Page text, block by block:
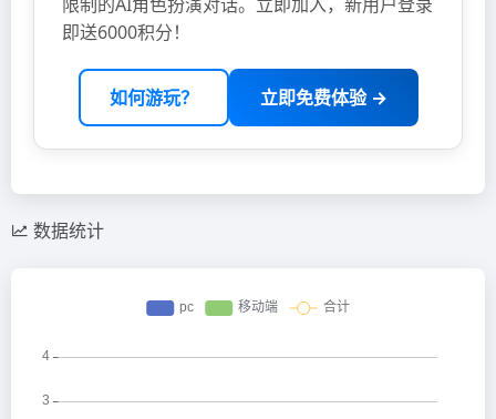
即送6000积分！
如何游玩？ 立即免费体验 →
数据统计